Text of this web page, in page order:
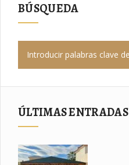
BÚSQUEDA
ÚLTIMAS ENTRADAS